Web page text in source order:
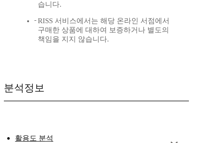
습니다.
RISS 서비스에서는 해당 온라인 서점에서
구매한 상품에 대하여 보증하거나 별도의
책임을 지지 않습니다.
분석정보
활용도 분석